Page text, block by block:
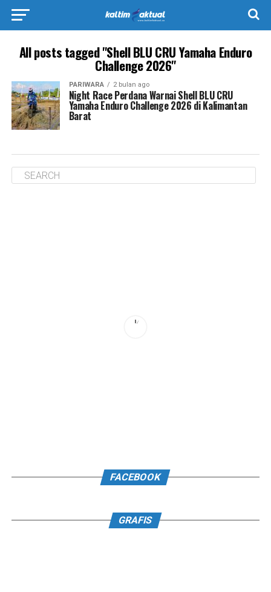
All posts tagged "Shell BLU CRU Yamaha Enduro
Challenge 2026"
PARIWARA 2 bulan ago
Night Race Perdana Warnai Shell BLU CRU
Yamaha Enduro Challenge 2026 di Kalimantan
Barat
FACEBOOK
GRAFIS